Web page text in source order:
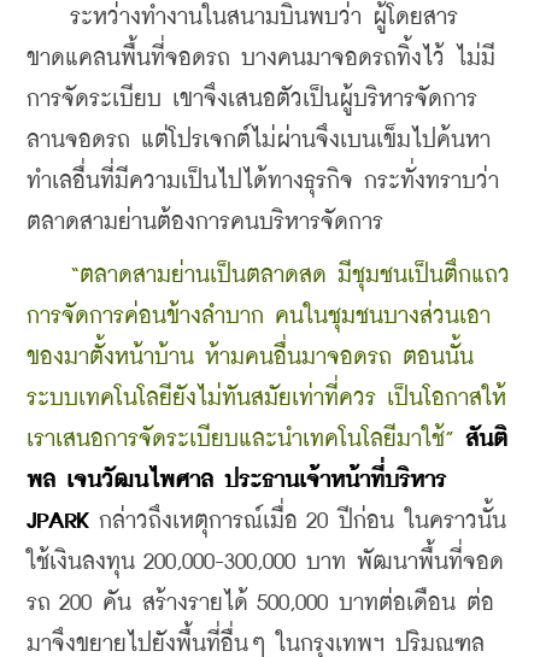
ระหว่างทำงานในสนามบินพบว่า ผู้โดยสาร
ขาดแคลนพื้นที่จอดรถ บางคนมาจอดรถทิ้งไว้ ไม่มี
การจัดระเบียบ เขาจึงเสนอตัวเป็นผู้บริหารจัดการ
ลานจอดรถ แต่โปรเจกต์ไม่ผ่านจึงเบนเข็มไปค้นหา
ทำเลอื่นที่มีความเป็นไปได้ทางธุรกิจ กระทั่งทราบว่า
ตลาดสามย่านต้องการคนบริหารจัดการ
“ตลาดสามย่านเป็นตลาดสด มีชุมชนเป็นตึกแถว
การจัดการค่อนข้างลำบาก คนในชุมชนบางส่วนเอา
ของมาตั้งหน้าบ้าน ห้ามคนอื่นมาจอดรถ ตอนนั้น
ระบบเทคโนโลยียังไม่ทันสมัยเท่าที่ควร เป็นโอกาสให้
เราเสนอการจัดระเบียบและนำเทคโนโลยีมาใช้” สันติ
พล เจนวัฒนไพศาล ประธานเจ้าหน้าที่บริหาร
JPARK กล่าวถึงเหตุการณ์เมื่อ 20 ปีก่อน ในคราวนั้น
ใช้เงินลงทุน 200,000-300,000 บาท พัฒนาพื้นที่จอด
รถ 200 คัน สร้างรายได้ 500,000 บาทต่อเดือน ต่อ
มาจึงขยายไปยังพื้นที่อื่นๆ ในกรุงเทพฯ ปริมณฑล